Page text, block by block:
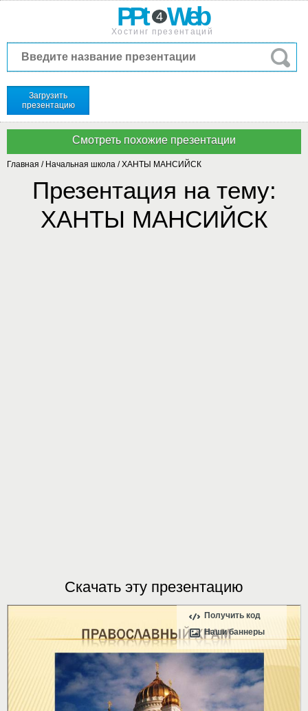
PPt 4 Web
Хостинг презентаций
Загрузить
презентацию
Главная / Начальная школа /ХАНТЫ МАНСИЙСК
Презентация на тему:
ХАНТЫ МАНСИЙСК
Скачать эту презентацию
Получить код
Наши баннеры